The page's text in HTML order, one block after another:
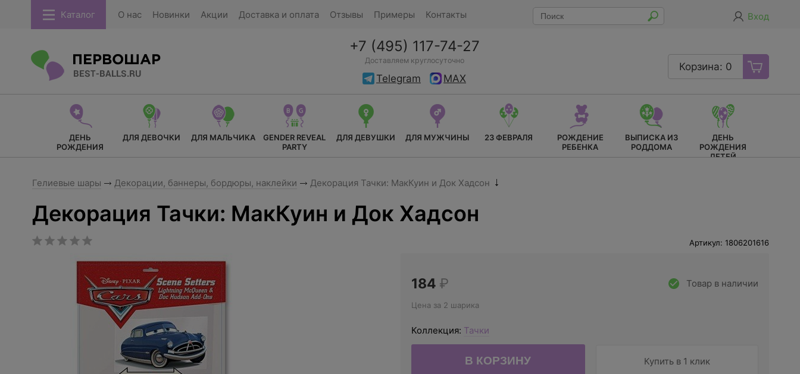
Каталог О нас Новинки Акции Доставка и оплата Отзывы Примеры Контакты Вход
+7 (495) 117-74-27
Доставляем круглосуточно
Telegram MAX
Корзина: 0
ДЕНЬ
РОЖДЕНИЯ
ДЛЯ ДЕВОЧКИ ДЛЯ МАЛЬЧИКА
GENDER REVEAL
PARTY
ДЛЯ ДЕВУШКИ ДЛЯ МУЖЧИНЫ 23 ФЕВРАЛЯ
РОЖДЕНИЕ
РЕБЕНКА
ВЫПИСКА ИЗ
РОДДОМА
ДЕНЬ
РОЖДЕНИЯ
ДЕТЕЙ
Гелиевые шары Декорации, баннеры, бордюры, наклейки Декорация Тачки: МакКуин и Док Хадсон
Декорация Тачки: МакКуин и Док Хадсон
Артикул: 1806201616
Товар в наличии
184 ₽
Цена за 2 шарика
Коллекция: Тачки
Купить в 1 клик